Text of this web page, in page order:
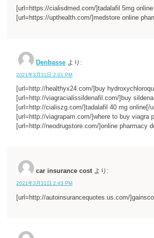
[url=https://cialisdmed.com/]tadalafil 5mg online
[url=https://upthealth.com/]medstore online
Denbasse より:
2021年3月31日 2:01 PM
[url=http://healthyx24.com/]buy
[url=http://viagracialissildenafil.com/]buy
[url=http://cialiszg.com/]tadalafil 40 mg online[/
[url=http://viagrapam.com/]where to buy viagra
[url=http://neodrugstore.com/]online pharmacy
car insurance cost より:
2021年3月31日 2:43 PM
[url=http://autoinsurancequotes.us.com/